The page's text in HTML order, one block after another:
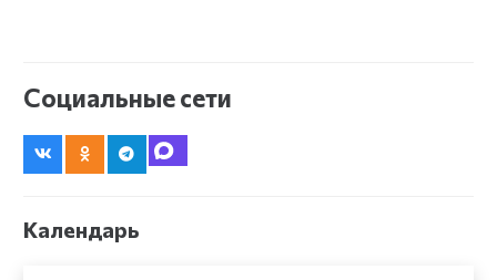
Социальные сети
Календарь